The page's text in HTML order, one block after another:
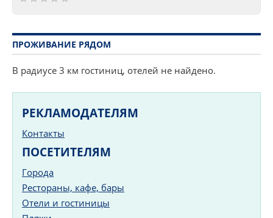
ПРОЖИВАНИЕ РЯДОМ
В радиусе 3 км гостиниц, отелей не найдено.
РЕКЛАМОДАТЕЛЯМ
Контакты
ПОСЕТИТЕЛЯМ
Города
Рестораны, кафе, бары
Отели и гостиницы